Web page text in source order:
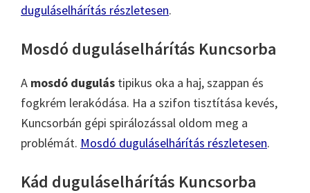
duguláselhárítás részletesen.
Mosdó duguláselhárítás Kuncsorba
A mosdó dugulás tipikus oka a haj, szappan és
fogkrém lerakódása. Ha a szifon tisztítása kevés,
Kuncsorbán gépi spirálozással oldom meg a
problémát. Mosdó duguláselhárítás részletesen.
Kád duguláselhárítás Kuncsorba